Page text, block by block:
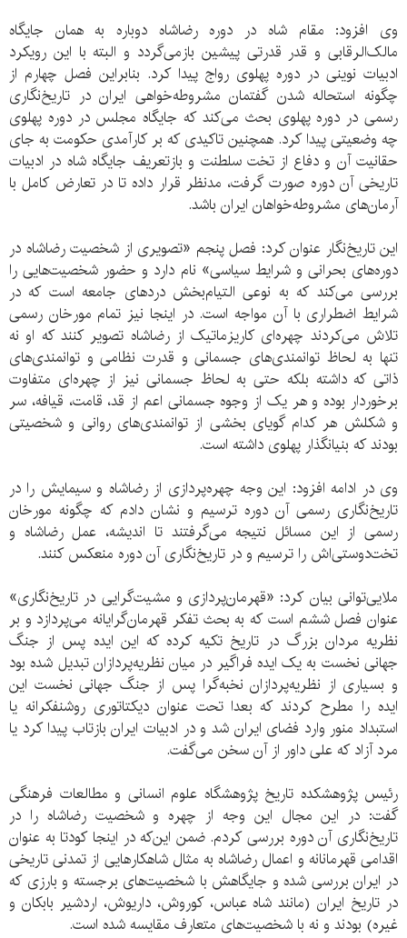
وی افزود: مقام شاه در دوره رضاشاه دوباره به همان جایگاه
مالک‌الرقابی و قدر قدرتی پیشین بازمی‌گردد و البته با این رویکرد
ادبیات نوینی در دوره پهلوی رواج پیدا کرد. بنابراین فصل چهارم از
چگونه استحاله شدن گفتمان مشروطه‌خواهی ایران در تاریخ‌نگاری
رسمی در دوره پهلوی بحث می‌کند که جایگاه مجلس در دوره پهلوی
چه وضعیتی پیدا کرد. همچنین تاکیدی که بر کارآمدی حکومت به جای
حقانیت آن و دفاع از تخت سلطنت و بازتعریف جایگاه شاه در ادبیات
تاریخی آن دوره صورت گرفت، مدنظر قرار داده تا در تعارض کامل با
آرمان‌های مشروطه‌خواهان ایران باشد.
این تاریخ‌نگار عنوان کرد: فصل پنجم «تصویری از شخصیت رضاشاه در
دوره‌های بحرانی و شرایط سیاسی» نام دارد و حضور شخصیت‌هایی را
بررسی می‌کند که به نوعی التیام‌بخش دردهای جامعه است که در
شرایط اضطراری با آن مواجه است. در اینجا نیز تمام مورخان رسمی
تلاش می‌کردند چهره‌ای کاریزماتیک از رضاشاه تصویر کنند که او نه
تنها به لحاظ توانمندی‌های جسمانی و قدرت نظامی و توانمندی‌های
ذاتی که داشته بلکه حتی به لحاظ جسمانی نیز از چهره‌ای متفاوت
برخوردار بوده و هر یک از وجوه جسمانی اعم از قد، قامت، قیافه، سر
و شکلش هر کدام گویای بخشی از توانمندی‌های روانی و شخصیتی
بودند که بنیانگذار پهلوی داشته است.
وی در ادامه افزود: این وجه چهره‌پردازی از رضاشاه و سیمایش را در
تاریخ‌نگاری رسمی آن دوره ترسیم و نشان دادم که چگونه مورخان
رسمی از این مسائل نتیجه می‌گرفتند تا اندیشه، عمل رضاشاه و
تخت‌دوستی‌اش را ترسیم و در تاریخ‌نگاری آن دوره منعکس کنند.
ملایی‌توانی بیان کرد: «قهرمان‌پردازی و مشیت‌گرایی در تاریخ‌نگاری»
عنوان فصل ششم است که به بحث تفکر قهرمان‌گرایانه می‌پردازد و بر
نظریه مردان بزرگ در تاریخ تکیه کرده که این ایده پس از جنگ
جهانی نخست به یک ایده فراگیر در میان نظریه‌پردازان تبدیل شده بود
و بسیاری از نظریه‌پردازان نخبه‌گرا پس از جنگ جهانی نخست این
ایده را مطرح کردند که بعدا تحت عنوان دیکتاتوری روشنفکرانه یا
استبداد منور وارد فضای ایران شد و در ادبیات ایران بازتاب پیدا کرد یا
مرد آزاد که علی داور از آن سخن می‌گفت.
رئیس پژوهشکده تاریخ پژوهشگاه علوم انسانی و مطالعات فرهنگی
گفت: در این مجال این وجه از چهره و شخصیت رضاشاه را در
تاریخ‌نگاری آن دوره بررسی کردم. ضمن این‌که در اینجا کودتا به عنوان
اقدامی قهرمانانه و اعمال رضاشاه به مثال شاهکارهایی از تمدنی تاریخی
در ایران بررسی شده و جایگاهش با شخصیت‌های برجسته و بارزی که
در تاریخ ایران (مانند شاه عباس، کوروش، داریوش، اردشیر بابکان و
غیره) بودند و نه با شخصیت‌های متعارف مقایسه شده است.